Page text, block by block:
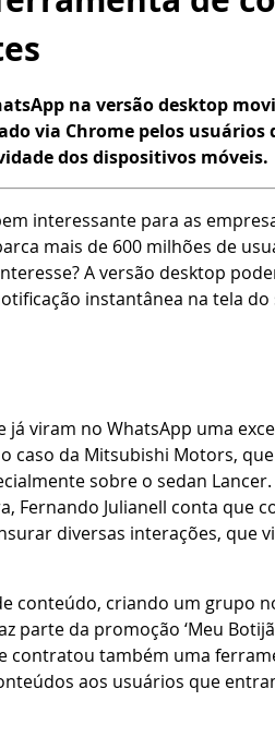
na versão desktop
via Chrome pelos
dos dispositivos móveis.
interessante para as
mais de 600 milhões de
A versão desktop
instantânea na tela
já viram no WhatsApp uma
caso da Mitsubishi Motors,
sobre o sedan Lancer.
Fernando Julianell conta que
diversas interações, que
conteúdo, criando um grupo
parte da promoção ‘Meu
contratou também uma
aos usuários que